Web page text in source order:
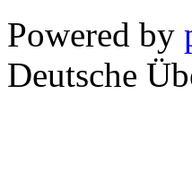
Powered by
Deutsche